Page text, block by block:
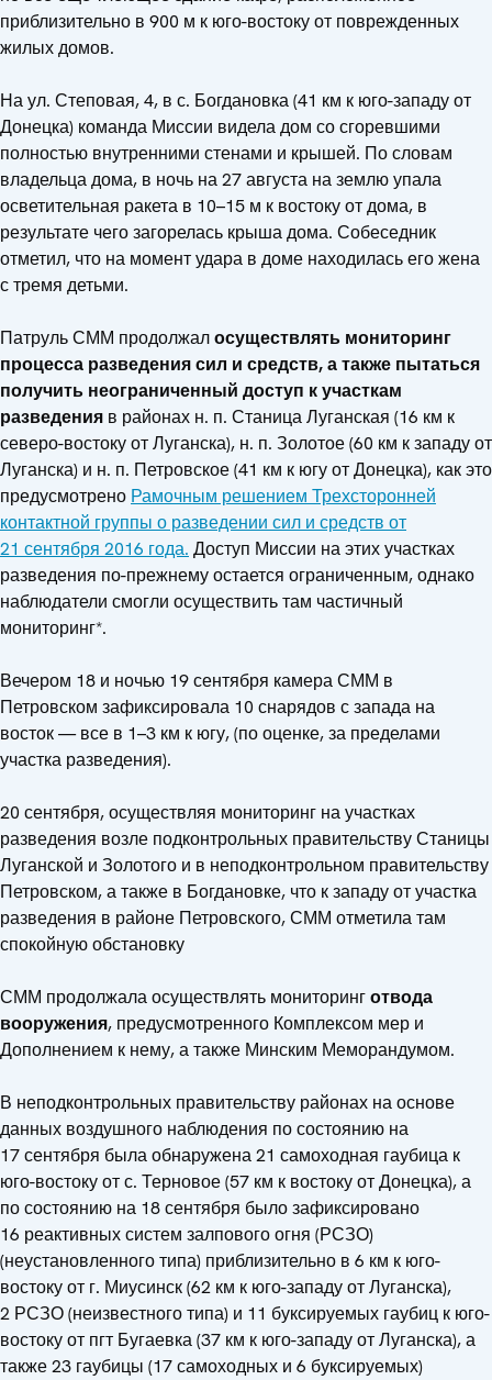
приблизительно в 900 м к юго-востоку от поврежденных
жилых домов.
На ул. Степовая, 4, в с. Богдановка (41 км к юго-западу от
Донецка) команда Миссии видела дом со сгоревшими
полностью внутренними стенами и крышей. По словам
владельца дома, в ночь на 27 августа на землю упала
осветительная ракета в 10–15 м к востоку от дома, в
результате чего загорелась крыша дома. Собеседник
отметил, что на момент удара в доме находилась его жена
с тремя детьми.
Патруль СММ продолжалосуществлять мониторинг
процесса разведения сил и средств, а также пытаться
получить неограниченный доступ к участкам
разведения в районах н. п. Станица Луганская (16 км к
северо-востоку от Луганска), н. п. Золотое (60 км к западу от
Луганска) и н. п. Петровское (41 км к югу от Донецка), как это
предусмотрено Рамочным решением Трехсторонней
контактной группы о разведении сил и средств от
21 сентября 2016 года. Доступ Миссии на этих участках
разведения по-прежнему остается ограниченным, однако
наблюдатели смогли осуществить там частичный
мониторинг*.
Вечером 18 и ночью 19 сентября камера СММ в
Петровском зафиксировала 10 снарядов с запада на
восток — все в 1–3 км к югу, (по оценке, за пределами
участка разведения).
20 сентября, осуществляя мониторинг на участках
разведения возле подконтрольных правительству Станицы
Луганской и Золотого и в неподконтрольном правительству
Петровском, а также в Богдановке, что к западу от участка
разведения в районе Петровского, СММ отметила там
спокойную обстановку
СММ продолжала осуществлять мониторинготвода
вооружения, предусмотренного Комплексом мер и
Дополнением к нему, а также Минским Меморандумом.
В неподконтрольных правительству районах на основе
данных воздушного наблюдения по состоянию на
17 сентября была обнаружена 21 самоходная гаубица к
юго-востоку от с. Терновое (57 км к востоку от Донецка), а
по состоянию на 18 сентября было зафиксировано
16 реактивных систем залпового огня (РСЗО)
(неустановленного типа) приблизительно в 6 км к юго-
востоку от г. Миусинск (62 км к юго-западу от Луганска),
2 РСЗО (неизвестного типа) и 11 буксируемых гаубиц к юго-
востоку от пгт Бугаевка (37 км к юго-западу от Луганска), а
также 23 гаубицы (17 самоходных и 6 буксируемых)